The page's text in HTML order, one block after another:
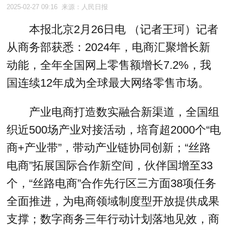
2025-02-27 09:16 来源：人民日报
本报北京2月26日电 （记者王珂）记者
从商务部获悉：2024年，电商汇聚增长新
动能，全年全国网上零售额增长7.2%，我
国连续12年成为全球最大网络零售市场。
产业电商打造数实融合新渠道，全国组
织近500场产业对接活动，培育超2000个“电
商+产业带”，带动产业链协同创新；“丝路
电商”拓展国际合作新空间，伙伴国增至33
个，“丝路电商”合作先行区三方面38项任务
全面推进，为电商领域制度型开放提供成果
支撑；数字商务三年行动计划落地见效，商